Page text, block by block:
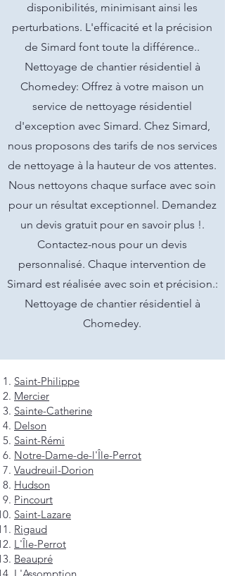
disponibilités, minimisant ainsi les
perturbations. L'efficacité et la précision
de Simard font toute la différence..
Nettoyage de chantier résidentiel à
Chomedey: Offrez à votre maison un
service de nettoyage résidentiel
d'exception avec Simard. Chez Simard,
nous proposons des tarifs de nos services
de nettoyage à la hauteur de vos attentes.
Nous nettoyons chaque surface avec soin
pour un résultat exceptionnel. Demandez
un devis gratuit pour en savoir plus !.
Contactez-nous pour un devis
personnalisé. Chaque intervention de
Simard est réalisée avec soin et précision.:
Nettoyage de chantier résidentiel à
Chomedey.
Saint-Philippe
Mercier
Sainte-Catherine
Delson
Saint-Rémi
Notre-Dame-de-l'Île-Perrot
Vaudreuil-Dorion
Hudson
Pincourt
Saint-Lazare
Rigaud
L'Île-Perrot
Beaupré